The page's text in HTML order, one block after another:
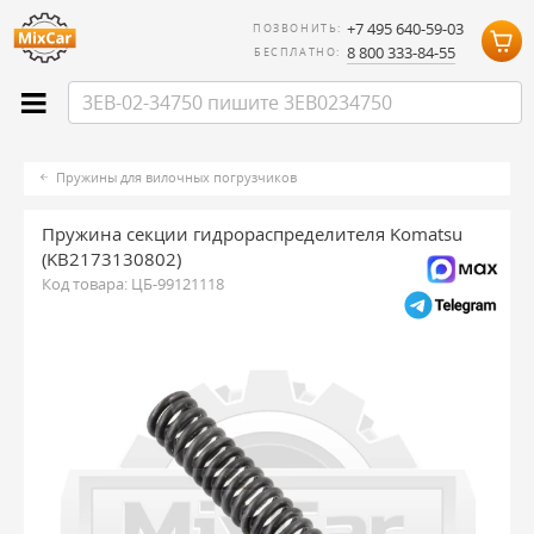
ПОЗВОНИТЬ: +7 495 640-59-03
БЕСПЛАТНО: 8 800 333-84-55
Пружины для вилочных погрузчиков
Пружина секции гидрораспределителя Komatsu
(KB2173130802)
Код товара: ЦБ-99121118